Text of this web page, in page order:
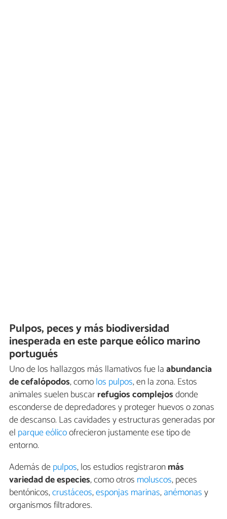
Pulpos, peces y más biodiversidad
inesperada en este parque eólico marino
portugués
Uno de los hallazgos más llamativos fue laabundancia
de cefalópodos, comolos pulpos, en la zona. Estos
animales suelen buscarrefugios complejosdonde
esconderse de depredadores y proteger huevos o zonas
de descanso. Las cavidades y estructuras generadas por
el parque eólicoofrecieron justamente ese tipo de
entorno.
Además depulpos, los estudios registraronmás
variedad de especies, como otros moluscos, peces
bentónicos,crustáceos,esponjas marinas,anémonasy
organismos filtradores.